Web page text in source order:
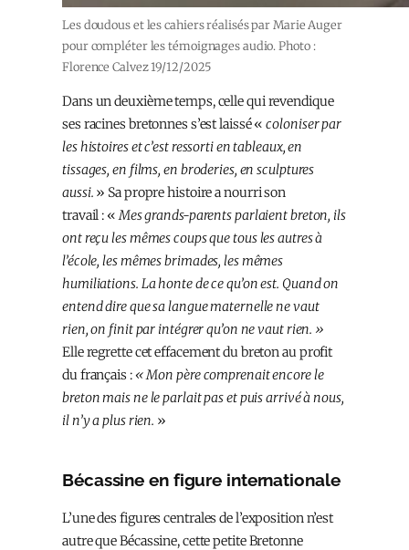
Les doudous et les cahiers réalisés par Marie Auger
pour compléter les témoignages audio. Photo :
Florence Calvez 19/12/2025
Dans un deuxième temps, celle qui revendique
ses racines bretonnes s’est laissé «coloniser par
les histoires et c’est ressorti en tableaux, en
tissages, en films, en broderies, en sculptures
aussi. » Sa propre histoire a nourri son
travail : «Mes grands-parents parlaient breton, ils
ont reçu les mêmes coups que tous les autres à
l’école, les mêmes brimades, les mêmes
humiliations. La honte de ce qu’on est. Quand on
entend dire que sa langue maternelle ne vaut
rien, on finit par intégrer qu’on ne vaut rien. »
Elle regrette cet effacement du breton au profit
du français :« Mon père comprenait encore le
breton mais ne le parlait pas et puis arrivé à nous,
il n’y a plus rien. »
Bécassine en figure internationale
L’une des figures centrales de l’exposition n’est
autre que Bécassine, cette petite Bretonne